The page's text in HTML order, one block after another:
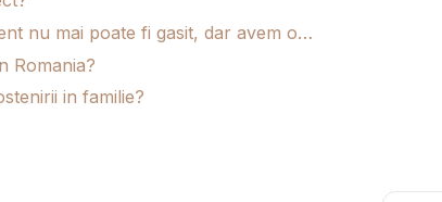
nu mai poate fi gasit, dar avem o…
Romania?
in familie?